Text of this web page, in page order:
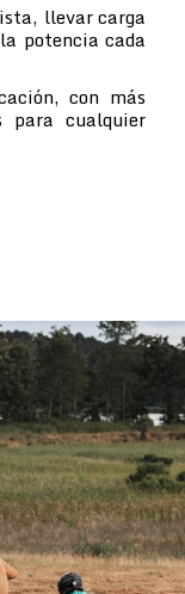
llevar carga
potencia cada
con más
para cualquier